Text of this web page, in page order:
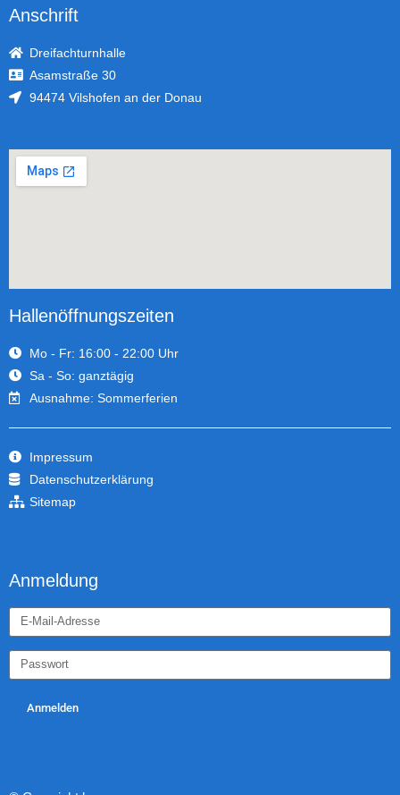
Anschrift
Dreifachturnhalle
Asamstraße 30
94474 Vilshofen an der Donau
Hallenöffnungszeiten
Mo - Fr: 16:00 - 22:00 Uhr
Sa - So: ganztägig
Ausnahme: Sommerferien
Impressum
Datenschutzerklärung
Sitemap
Anmeldung
Anmelden